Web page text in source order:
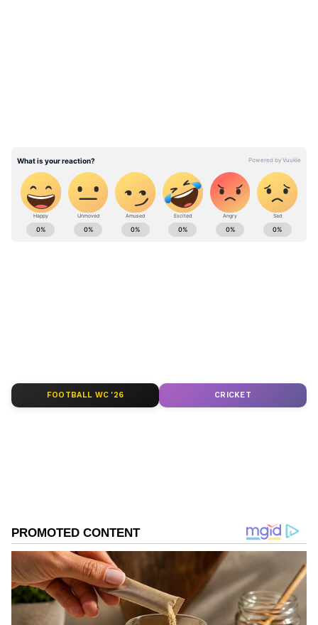
வணிகம்(Business Ideas in Tamil),
Pothy Raj
FOOTBALL WC '26 CRICKET